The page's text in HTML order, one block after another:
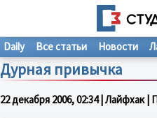
Дурная привычка
22 декабря 2006, 02:34| Лайфхак |
Daily Все статьи Новости